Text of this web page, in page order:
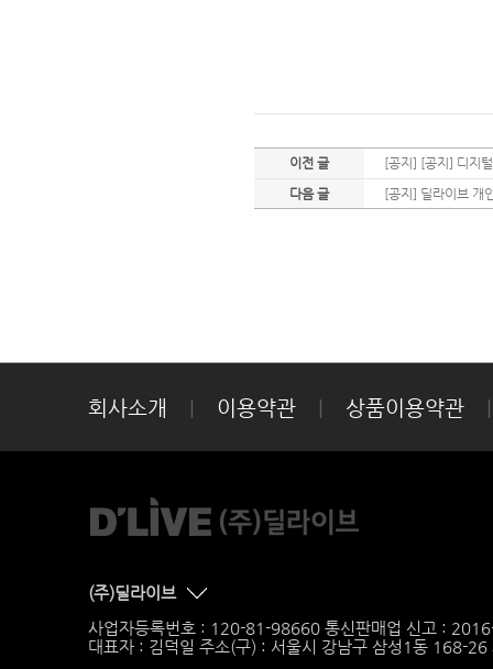
이전 글
[공지] [공지] 디지
다음 글
[공지] 딜라이브 개
회사소개 이용약관 상품이용약관
(주)딜라이브
사업자등록번호 : 120-81-98660 통신판매업 신고 :
대표자 : 김덕일 주소(구) : 서울시 강남구 삼성1동 168-